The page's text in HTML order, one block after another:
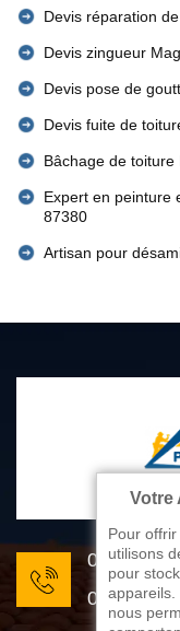
Devis réparation
Devis zingueur
Devis pose de
Devis fuite de
Bâchage de toiture
Expert en peinture
87380
Artisan pour
05 33 06
07 80 33
Votre
Pour
utilisons
pour
appareils.
nous